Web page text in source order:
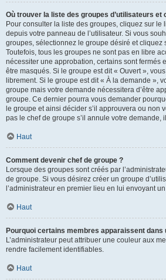
Où trouver la liste des groupes d’utilisateurs et
Pour consulter la liste des groupes, cliquez sur le
depuis votre panneau de l’utilisateur. Si vous
groupes, sélectionnez le groupe désiré et cliquez
Toutefois, tous les groupes ne sont pas en libre
nécessiter une approbation, certains sont fermés
être masqués. Si le groupe est dit « Ouvert »,
librement. Si le groupe est dit « À la demande »,
groupe mais votre demande nécessitera d’être
groupe. Ce dernier pourra vous demander
le groupe et ainsi décider s’il approuvera ou non
pas le chef de groupe s’il annule votre demande,
Haut
Comment devenir chef de groupe ?
Lorsque des groupes sont créés par
de groupe. Si vous désirez créer un groupe
l’administrateur en premier lieu en lui envoyant
Haut
Pourquoi certains membres apparaissent dans
L’administrateur peut attribuer une couleur aux
rendre facilement identifiables.
Haut